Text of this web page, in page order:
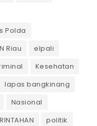
Polda
Riau
elpali
Kesehatan
lapas bangkinang
Nasional
politik